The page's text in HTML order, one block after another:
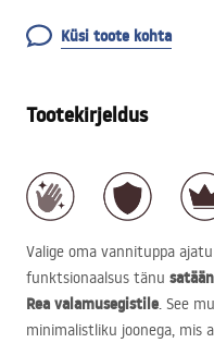
Küsi toote kohta
Tootekirjeldus
Valige oma vannituppa
funktsionaalsus tänu
Rea valamusegistile. See
minimalistliku joonega, mis